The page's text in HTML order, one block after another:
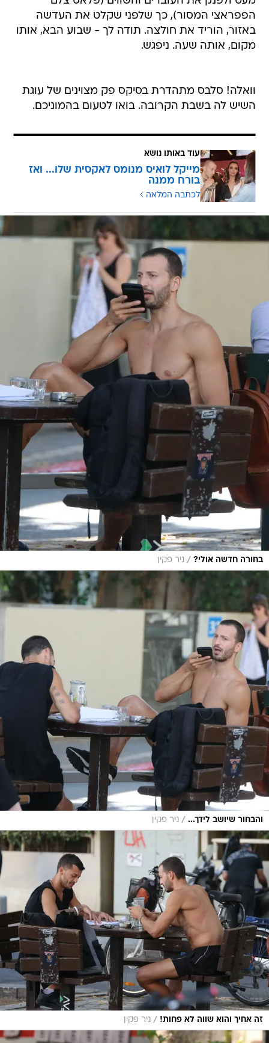
הפפראצי המסור), כך שלפני שקלט את העדשה
באזור, הוריד את חולצה. תודה לך - שבוע הבא, אותו
מקום, אותה שעה. ניפגש.
וואלה! סלבס מתהדרת בסיקס פק מצוינים של עוגת
השיש לה בשבת הקרובה. בואו לטעום בהמוניכם.
עוד באותו נושא
מייקל לואיס מנומס לאקסית שלו... ואז
בורח ממנה
לכתבה המלאה
בחורה חדשה אולי? / ניר פקין
והבחור שיושב לידך... / ניר פקין
זה אחיך והוא שווה לא פחות! / ניר פקין